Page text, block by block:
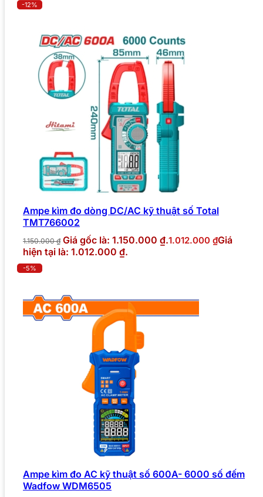
-12%
Ampe kìm đo dòng DC/AC kỹ thuật số Total
TMT766002
1.150.000₫ Giá gốc là: 1.150.000 ₫.1.012.000 ₫Giá
hiện tại là: 1.012.000 ₫.
-5%
Ampe kìm đo AC kỹ thuật số 600A- 6000 số đếm
Wadfow WDM6505